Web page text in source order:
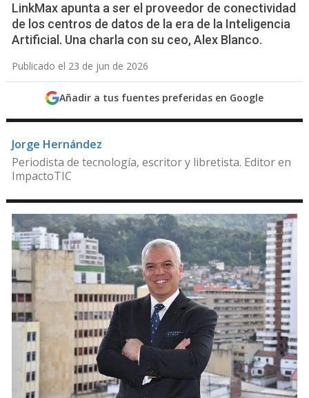
LinkMax apunta a ser el proveedor de conectividad
de los centros de datos de la era de la Inteligencia
Artificial. Una charla con su ceo, Alex Blanco.
Publicado el 23 de jun de 2026
Añadir a tus fuentes preferidas en Google
Jorge Hernández
Periodista de tecnología, escritor y libretista. Editor en
ImpactoTIC